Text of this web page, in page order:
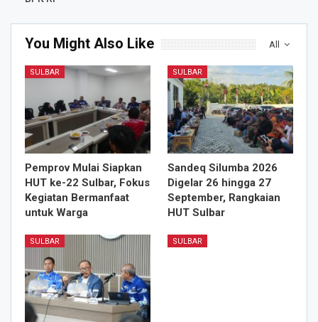
All
You Might Also Like
SULBAR
Pemprov Mulai Siapkan
HUT ke-22 Sulbar, Fokus
Kegiatan Bermanfaat
untuk Warga
SULBAR
Sandeq Silumba 2026
Digelar 26 hingga 27
September, Rangkaian
HUT Sulbar
SULBAR SULBAR